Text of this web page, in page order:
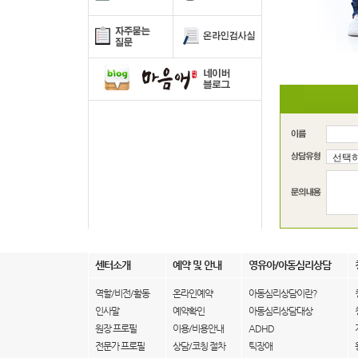
센터소개 예약 및 안내 영유아/아동심리상담
역할/비전/활동
인사말
원장 프로필
전문가 프로필
온라인예약
예약확인
이용/비용안내
상담/코칭 절차
아동심리상담이란?
아동심리상담대상
ADHD
틱장애